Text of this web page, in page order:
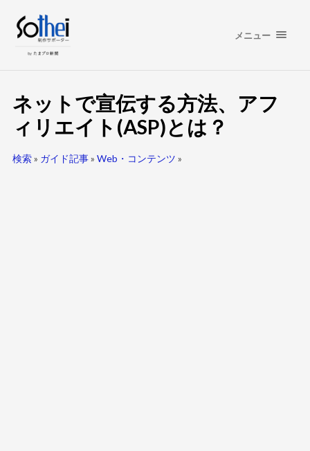
メニュー
ネットで宣伝する方法、アフ
ィリエイト(ASP)とは？
検索» ガイド記事» Web・コンテンツ »